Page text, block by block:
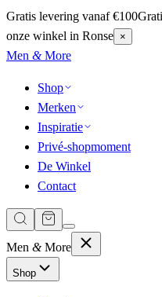
Gratis levering vanaf €100
onze winkel in Ronse ×
Men &More
Shop
Merken
Inspiratie
Privé-shopmoment
De Winkel
Contact
Men &More
Shop